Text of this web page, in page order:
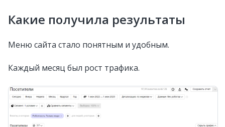
Какие получила результаты
Меню сайта стало понятным и удобным.
Каждый месяц был рост трафика.